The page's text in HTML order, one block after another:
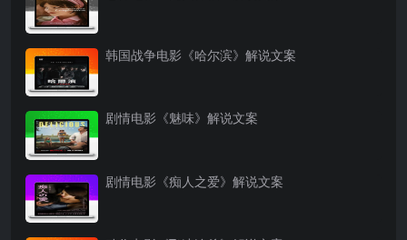
韩国战争电影《哈尔滨》解说文案
剧情电影《魅味》解说文案
剧情电影《痴人之爱》解说文案